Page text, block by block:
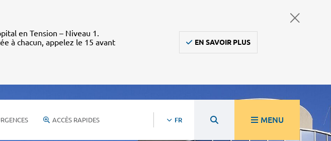
en Tension – Niveau 1.
à chacun, appelez le 15 avant
EN SAVOIR PLUS
ACCÈS RAPIDES FR MENU